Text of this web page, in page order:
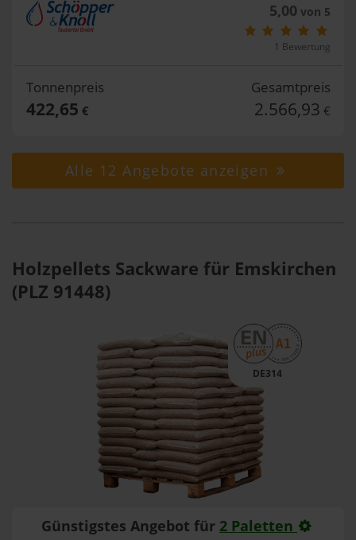
5,00 von 5
1 Bewertung
Tonnenpreis
422,65 €
Gesamtpreis
2.566,93 €
Alle 12 Angebote anzeigen
Holzpellets Sackware für Emskirchen
(PLZ 91448)
DE314
Günstigstes Angebot für 2 Paletten